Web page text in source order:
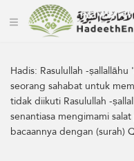
Hadis: Rasulullah -
seorang sahabat untuk
tidak diikuti Rasulullah -
senantiasa mengimami
bacaannya dengan (surah)